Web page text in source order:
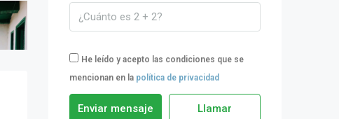
He leído y acepto las condiciones que se
mencionan en la política de privacidad
Enviar mensaje Llamar